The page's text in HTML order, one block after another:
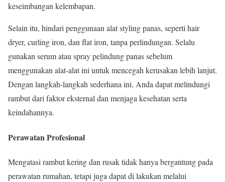
keseimbangan kelembapan.
Selain itu, hindari penggunaan alat styling panas, seperti hair
dryer, curling iron, dan flat iron, tanpa perlindungan. Selalu
gunakan serum atau spray pelindung panas sebelum
menggunakan alat-alat ini untuk mencegah kerusakan lebih lanjut.
Dengan langkah-langkah sederhana ini, Anda dapat melindungi
rambut dari faktor eksternal dan menjaga kesehatan serta
keindahannya.
Perawatan Profesional
Mengatasi rambut kering dan rusak tidak hanya bergantung pada
perawatan rumahan, tetapi juga dapat di lakukan melalui